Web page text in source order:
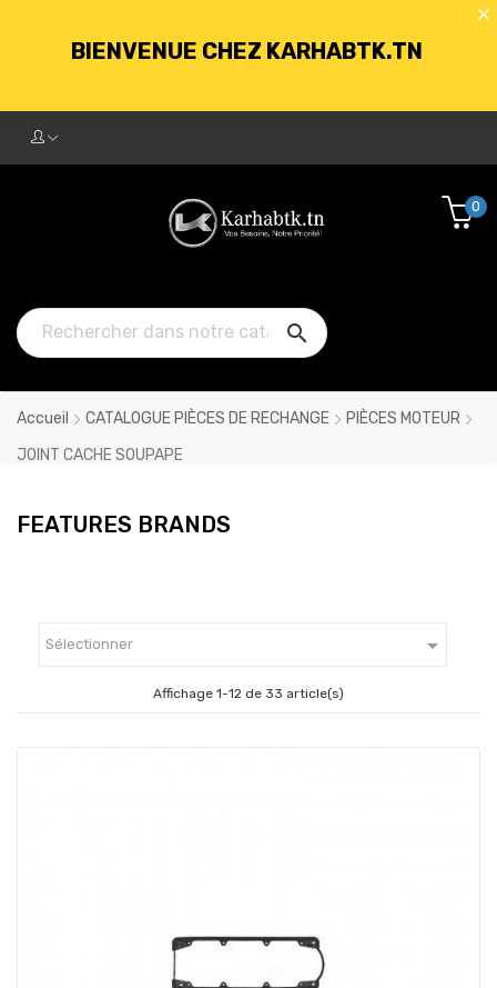
BIENVENUE CHEZ KARHABTK.TN
250DT D'ACHATS

0
Accueil CATALOGUE PIÈCES DE RECHANGE
PIÈCES MOTEUR
JOINT CACHE SOUPAPE
FEATURES BRANDS
Sélectionner 
Affichage 1-12 de 33 article(s)